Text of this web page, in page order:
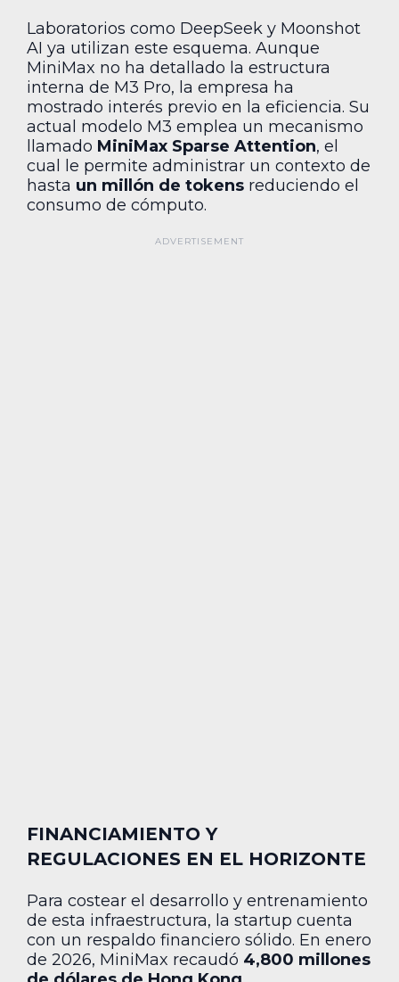
Laboratorios como DeepSeek y Moonshot
AI ya utilizan este esquema. Aunque
MiniMax no ha detallado la estructura
interna de M3 Pro, la empresa ha
mostrado interés previo en la eficiencia. Su
actual modelo M3 emplea un mecanismo
llamado MiniMax Sparse Attention, el
cual le permite administrar un contexto de
hasta un millón de tokens reduciendo el
consumo de cómputo.
FINANCIAMIENTO Y
REGULACIONES EN EL HORIZONTE
Para costear el desarrollo y entrenamiento
de esta infraestructura, la startup cuenta
con un respaldo financiero sólido. En enero
de 2026, MiniMax recaudó 4,800 millones